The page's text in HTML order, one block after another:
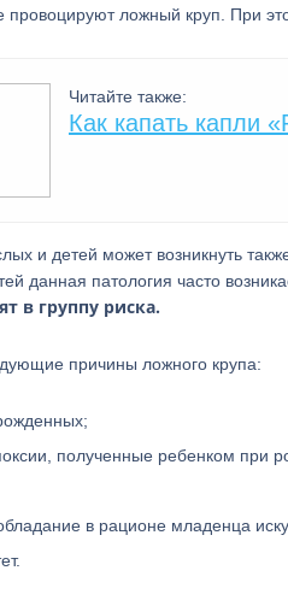
ложный круп. При
Читайте также:
Как капать капли
и детей может возникнуть
данная патология часто
в группу риска.
причины ложного крупа:
полученные ребенком при
в рационе младенца